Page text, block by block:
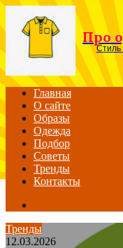
Про
Стиль
Главная
О сайте
Образы
Одежда
Подбор
Советы
Тренды
Контакты
Тренды
12.03.2026